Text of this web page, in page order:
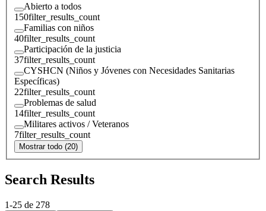
Abierto a todos
150filter_results_count
Familias con niños
40filter_results_count
Participación de la justicia
37filter_results_count
CYSHCN (Niños y Jóvenes con Necesidades Sanitarias
Específicas)
22filter_results_count
Problemas de salud
14filter_results_count
Militares activos / Veteranos
7filter_results_count
Mostrar todo (20)
Search Results
1-25 de 278